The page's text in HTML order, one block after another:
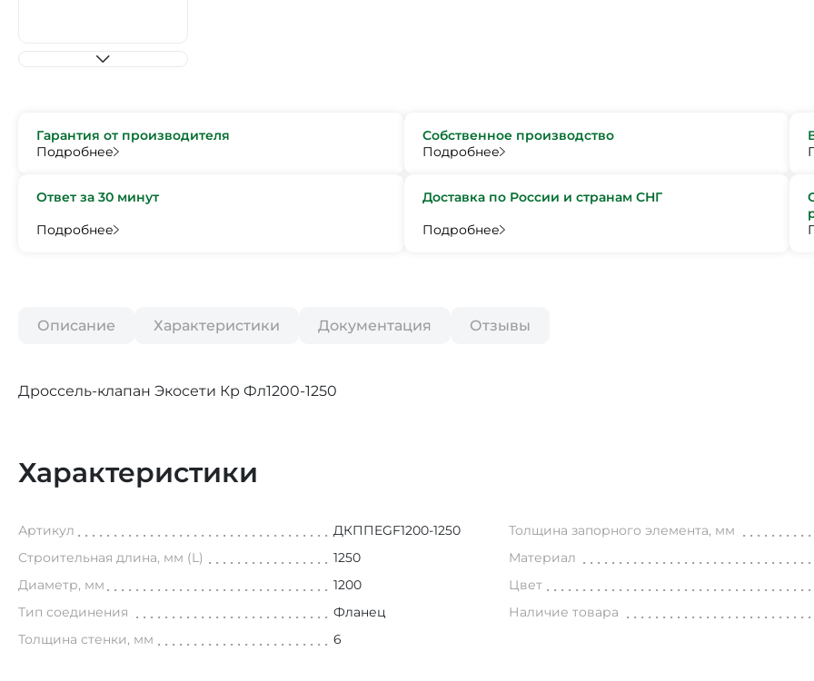
Гарантия от производителя
Подробнее
Собственное производство
Подробнее
Ответ за 30 минут
Подробнее
Доставка по России и странам СНГ
Подробнее
Описание Характеристики Документация Отзывы
Дроссель-клапан Экосети Кр Фл1200-1250
Характеристики
Артикул
ДКППEGF1200-1250
Строительная длина, мм (L)
1250
Диаметр, мм
1200
Тип соединения
Фланец
Толщина стенки, мм
6
Толщина запорного элемента, мм
Материал
Цвет
Наличие товара